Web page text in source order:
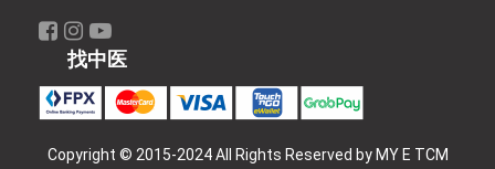
找中医
Copyright © 2015-2024 All Rights Reserved by MY E TCM